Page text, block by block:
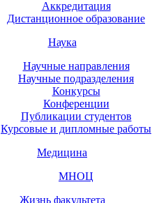
Аккредитация
Дистанционное образование
Наука
Научные направления
Научные подразделения
Конкурсы
Конференции
Публикации студентов
Курсовые и дипломные работы
Медицина
МНОЦ
Жизнь факультета